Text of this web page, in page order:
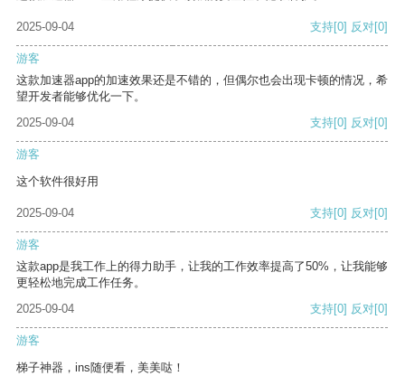
2025-09-04 支持[0] 反对[0]
游客
这款加速器app的加速效果还是不错的，但偶尔也会出现卡顿的情况，希
望开发者能够优化一下。
2025-09-04
支持[0] 反对[0]
游客
这个软件很好用
2025-09-04 支持[0] 反对[0]
游客
这款app是我工作上的得力助手，让我的工作效率提高了50%，让我能够
更轻松地完成工作任务。
2025-09-04
支持[0] 反对[0]
游客
梯子神器，ins随便看，美美哒！